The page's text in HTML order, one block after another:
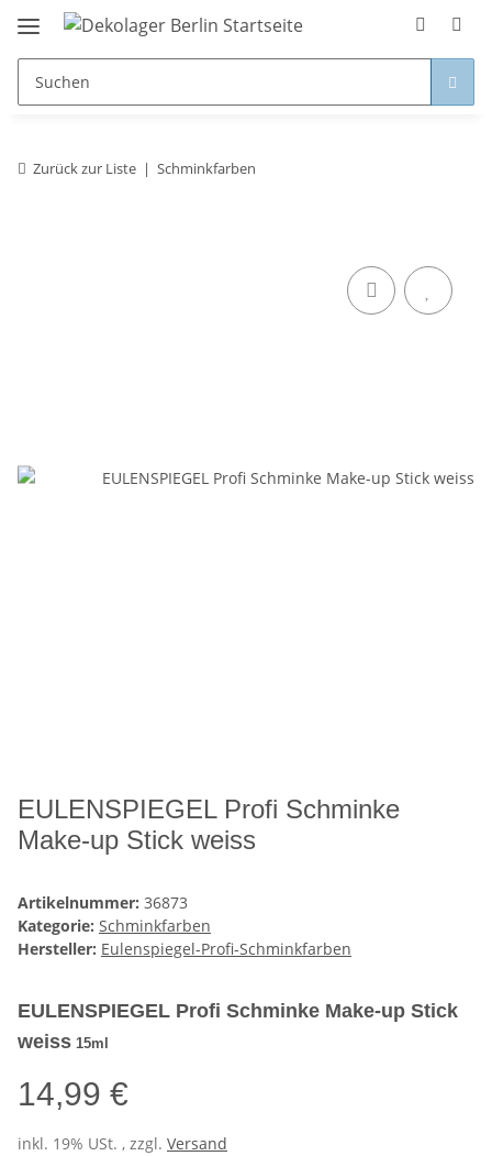
Zurück zur Liste Schminkfarben
EULENSPIEGEL Profi Schminke
Make-up Stick weiss
Artikelnummer: 36873
Kategorie: Schminkfarben
Hersteller: Eulenspiegel-Profi-Schminkfarben
EULENSPIEGEL Profi Schminke Make-up Stick
weiss 15ml
14,99 €
inkl. 19% USt. , zzgl. Versand